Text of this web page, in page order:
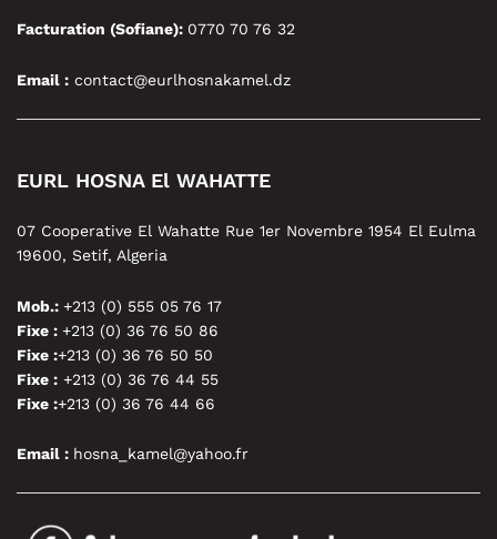
Facturation (Sofiane): 0770 70 76 32
Email : contact@eurlhosnakamel.dz
EURL HOSNA El WAHATTE
07 Cooperative El Wahatte Rue 1er Novembre 1954 El Eulma
19600, Setif, Algeria
Mob.: +213 (0) 555 05 76 17
Fixe : +213 (0) 36 76 50 86
Fixe :+213 (0) 36 76 50 50
Fixe : +213 (0) 36 76 44 55
Fixe :+213 (0) 36 76 44 66
Email : hosna_kamel@yahoo.fr